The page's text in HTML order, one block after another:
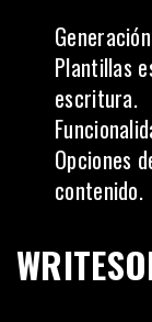
Plantillas
escritura.
Opciones
contenido.